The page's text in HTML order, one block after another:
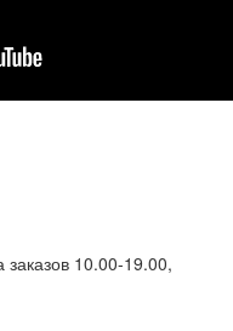
заказов 10.00-19.00,